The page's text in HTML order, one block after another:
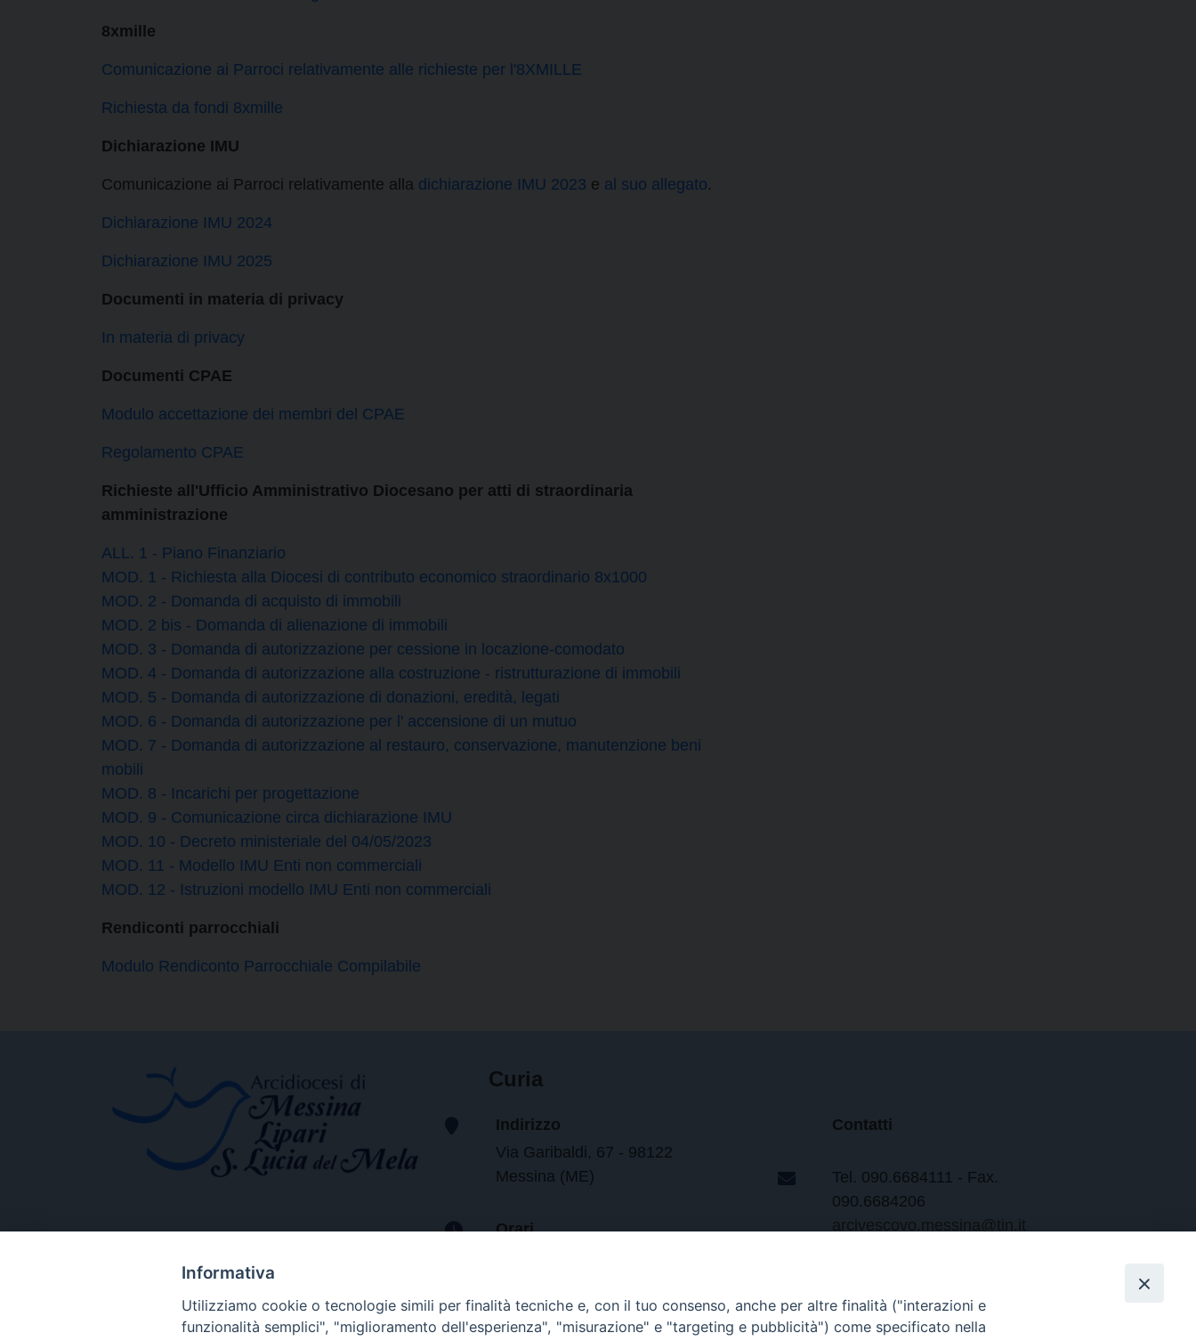
8xmille
Comunicazione ai Parroci relativamente alle richieste per l'8XMILLE
Richiesta da fondi 8xmille
Dichiarazione IMU
Comunicazione ai Parroci relativamente alla dichiarazione IMU 2023 e al suo allegato.
Dichiarazione IMU 2024
Dichiarazione IMU 2025
Documenti in materia di privacy
In materia di privacy
Documenti CPAE
Modulo accettazione dei membri del CPAE
Regolamento CPAE
Richieste all'Ufficio Amministrativo Diocesano per atti di straordinaria
amministrazione
ALL. 1 - Piano Finanziario
MOD. 1 - Richiesta alla Diocesi di contributo economico straordinario 8x1000
MOD. 2 - Domanda di acquisto di immobili
MOD. 2 bis - Domanda di alienazione di immobili
MOD. 3 - Domanda di autorizzazione per cessione in locazione-comodato
MOD. 4 - Domanda di autorizzazione alla costruzione - ristrutturazione di immobili
MOD. 5 - Domanda di autorizzazione di donazioni, eredità, legati
MOD. 6 - Domanda di autorizzazione per l' accensione di un mutuo
MOD. 7 - Domanda di autorizzazione al restauro, conservazione, manutenzione beni
mobili
MOD. 8 - Incarichi per progettazione
MOD. 9 - Comunicazione circa dichiarazione IMU
MOD. 10 - Decreto ministeriale del 04/05/2023
MOD. 11 - Modello IMU Enti non commerciali
MOD. 12 - Istruzioni modello IMU Enti non commerciali
Rendiconti parrocchiali
Modulo Rendiconto Parrocchiale Compilabile
Curia
Indirizzo
Via Garibaldi, 67 - 98122
Messina (ME)
Orari
Contatti
Tel. 090.6684111 - Fax.
090.6684206
arcivescovo.messina@tin.it
Canali social
Informativa
Utilizziamo cookie o tecnologie simili per finalità tecniche e, con il tuo consenso, anche per altre finalità ("interazioni e
funzionalità semplici", "miglioramento dell'esperienza", "misurazione" e "targeting e pubblicità") come specificato nella